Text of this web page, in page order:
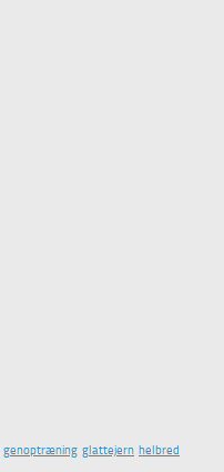
genoptræning glattejern helbred